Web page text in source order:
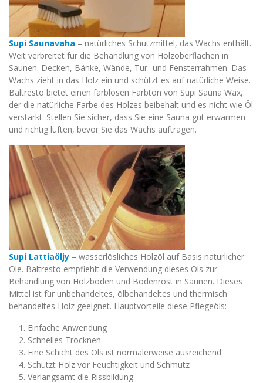
Supi Saunavaha – natürliches Schutzmittel, das Wachs enthält.
Weit verbreitet für die Behandlung von Holzoberflächen in
Saunen: Decken, Bänke, Wände, Tür- und Fensterrahmen. Das
Wachs zieht in das Holz ein und schützt es auf natürliche Weise.
Baltresto bietet einen farblosen Farbton von Supi Sauna Wax,
der die natürliche Farbe des Holzes beibehält und es nicht wie Öl
verstärkt. Stellen Sie sicher, dass Sie eine Sauna gut erwärmen
und richtig lüften, bevor Sie das Wachs auftragen.
Supi Lattiaöljy – wasserlösliches Holzöl auf Basis natürlicher
Öle. Baltresto empfiehlt die Verwendung dieses Öls zur
Behandlung von Holzböden und Bodenrost in Saunen. Dieses
Mittel ist für unbehandeltes, ölbehandeltes und thermisch
behandeltes Holz geeignet. Hauptvorteile diese Pflegeöls:
Einfache Anwendung
Schnelles Trocknen
Eine Schicht des Öls ist normalerweise ausreichend
Schützt Holz vor Feuchtigkeit und Schmutz
Verlangsamt die Rissbildung